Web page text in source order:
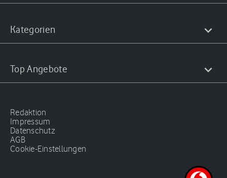
Kategorien
Top Angebote
Redaktion
Impressum
Datenschutz
AGB
Cookie-Einstellungen